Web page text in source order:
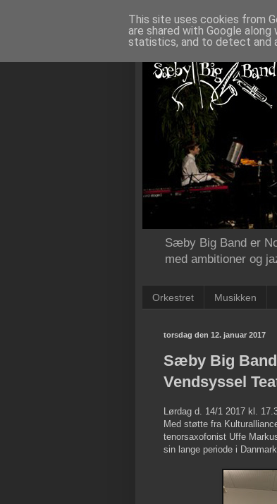
Sæby Big Band er
med ambitioner og
Orkestret Musikken
torsdag den 12. januar 2017
Sæby Big
Vendsyssel
Lørdag d. 14/1 2017 kl.
Med støtte fra
tenorsaxofonist Uffe
sin lange periode i
This site uses cookies from
are shared with Google
statistics, and to detect and